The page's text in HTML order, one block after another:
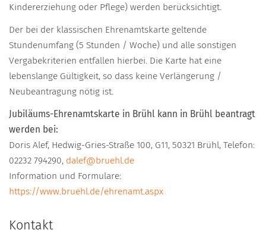
Kindererziehung oder Pflege) werden berücksichtigt.
Der bei der klassischen Ehrenamtskarte geltende
Stundenumfang (5 Stunden / Woche) und alle sonstigen
Vergabekriterien entfallen hierbei. Die Karte hat eine
lebenslange Gültigkeit, so dass keine Verlängerung /
Neubeantragung nötig ist.
Jubiläums-Ehrenamtskarte in Brühl kann in Brühl beantragt
werden bei:
Doris Alef, Hedwig-Gries-Straße 100, G11, 50321 Brühl, Telefon:
02232 794290, dalef@bruehl.de
Information und Formulare:
https://www.bruehl.de/ehrenamt.aspx
Kontakt